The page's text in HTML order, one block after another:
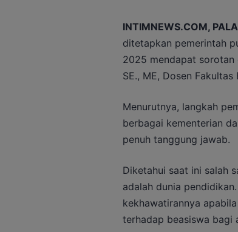
INTIMNEWS.COM,
ditetapkan pemerintah
2025 mendapat sorotan
SE., ME, Dosen
Menurutnya, langkah
berbagai kementerian
penuh tanggung jawab.
Diketahui saat ini salah
adalah dunia
kekhawatirannya
terhadap beasiswa bagi